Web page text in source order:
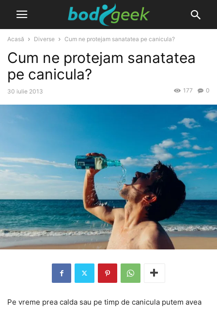
Acasă Diverse Cum ne protejam sanatatea pe canicula?
Cum ne protejam sanatatea
pe canicula?
30 iulie 2013 0
177
Pe vreme prea calda sau pe timp de canicula putem avea